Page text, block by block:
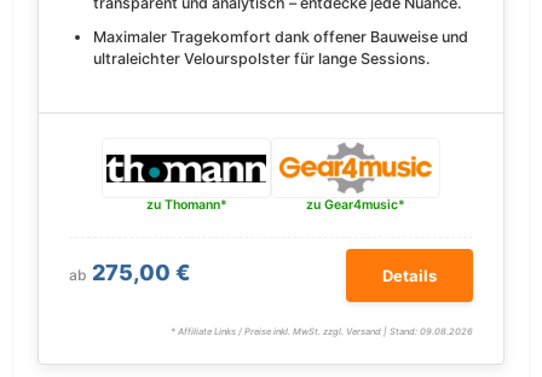
Maximaler Tragekomfort dank offener Bauweise und
ultraleichter Velourspolster für lange Sessions.
zu Thomann* zu Gear4music*
ab 275,00 € Details
* Affiliate Links / Preise inkl. MwSt. zzgl. Versand | Stand: 09.08.2026